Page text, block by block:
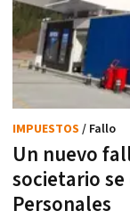
Un nuevo
societario
Personales
IMPUESTOS / Fallo